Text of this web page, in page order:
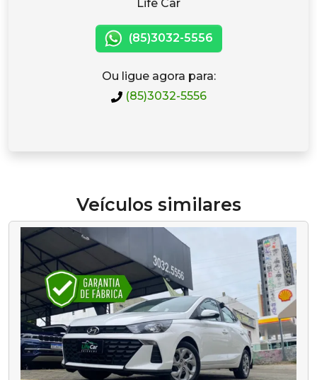
Life Car
(85)3032-5556
Ou ligue agora para:
(85)3032-5556
Veículos similares